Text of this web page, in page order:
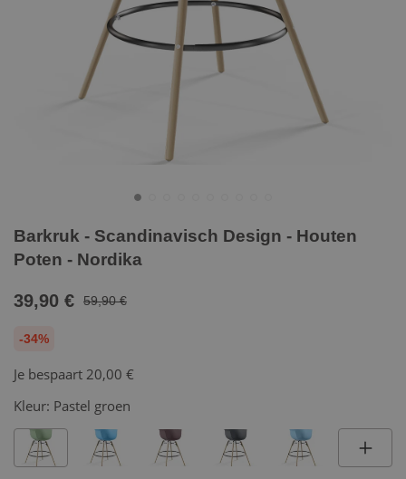
Barkruk - Scandinavisch Design - Houten
Poten - Nordika
39,90 € 59,90 €
-34%
Je bespaart 20,00 €
Kleur: Pastel groen